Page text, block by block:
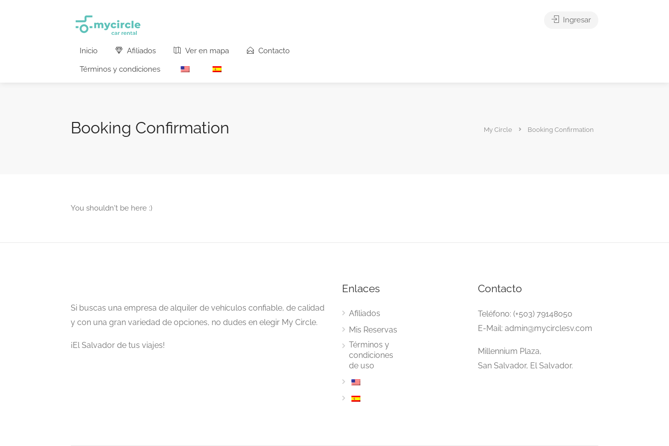
Inicio Afiliados Ver en mapa Contacto
Términos y condiciones
Ingresar
Booking Confirmation My Circle Booking Confirmation
You shouldn't be here :)
Si buscas una empresa de alquiler de vehículos confiable, de calidad
y con una gran variedad de opciones, no dudes en elegir My Circle.
¡El Salvador de tus viajes!
Enlaces
Afiliados
Mis Reservas
Términos y
condiciones
de uso
Contacto
Teléfono: (+503) 79148050
E-Mail: admin@mycirclesv.com
Millennium Plaza,
San Salvador, El Salvador.